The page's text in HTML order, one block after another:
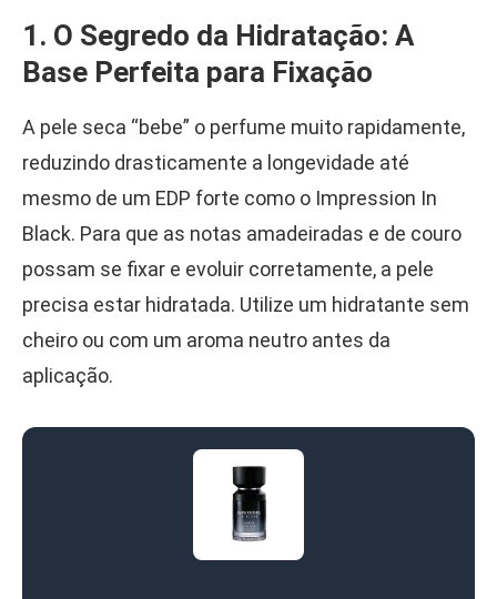
1. O Segredo da Hidratação: A
Base Perfeita para Fixação
A pele seca “bebe” o perfume muito rapidamente,
reduzindo drasticamente a longevidade até
mesmo de um EDP forte como o Impression In
Black. Para que as notas amadeiradas e de couro
possam se fixar e evoluir corretamente, a pele
precisa estar hidratada. Utilize um hidratante sem
cheiro ou com um aroma neutro antes da
aplicação.